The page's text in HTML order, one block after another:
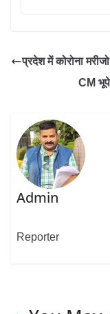
प्रदेश में कोरोना
CM
Admin
Reporter